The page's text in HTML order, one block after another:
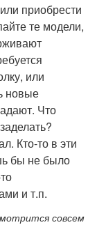
приобрести
те модели,
или
новые
Что
Кто-то в эти
бы не было
и т.п.
совсем